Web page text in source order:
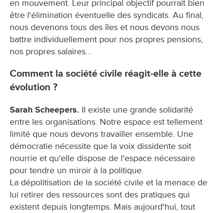
en mouvement. Leur principal objectif pourrait bien
être l'élimination éventuelle des syndicats. Au final,
nous devenons tous des îles et nous devons nous
battre individuellement pour nos propres pensions,
nos propres salaires...
Comment la société civile réagit-elle à cette
évolution ?
Sarah Scheepers. Il existe une grande solidarité
entre les organisations. Notre espace est tellement
limité que nous devons travailler ensemble. Une
démocratie nécessite que la voix dissidente soit
nourrie et qu'elle dispose de l'espace nécessaire
pour tendre un miroir à la politique.
La dépolitisation de la société civile et la menace de
lui retirer des ressources sont des pratiques qui
existent depuis longtemps. Mais aujourd'hui, tout